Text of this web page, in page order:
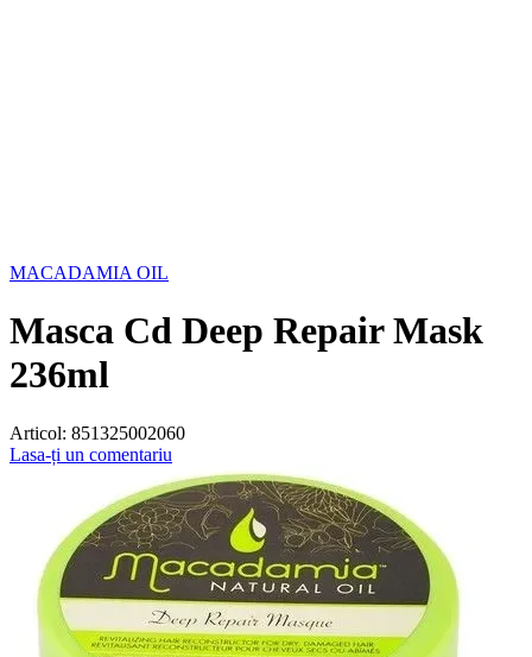
MACADAMIA OIL
Masca Cd Deep Repair Mask
236ml
Articol: 851325002060
Lasa-ți un comentariu